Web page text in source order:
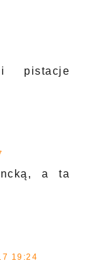
i pistacje
a ta
19:24